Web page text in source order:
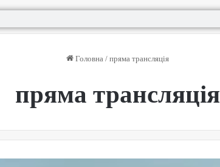
Головна / пряма трансляція
пряма трансляція